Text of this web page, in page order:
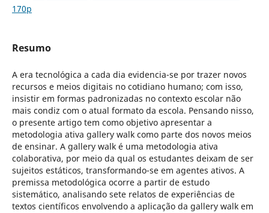
170p
Resumo
A era tecnológica a cada dia evidencia-se por trazer novos
recursos e meios digitais no cotidiano humano; com isso,
insistir em formas padronizadas no contexto escolar não
mais condiz com o atual formato da escola. Pensando nisso,
o presente artigo tem como objetivo apresentar a
metodologia ativa gallery walk como parte dos novos meios
de ensinar. A gallery walk é uma metodologia ativa
colaborativa, por meio da qual os estudantes deixam de ser
sujeitos estáticos, transformando-se em agentes ativos. A
premissa metodológica ocorre a partir de estudo
sistemático, analisando sete relatos de experiências de
textos científicos envolvendo a aplicação da gallery walk em